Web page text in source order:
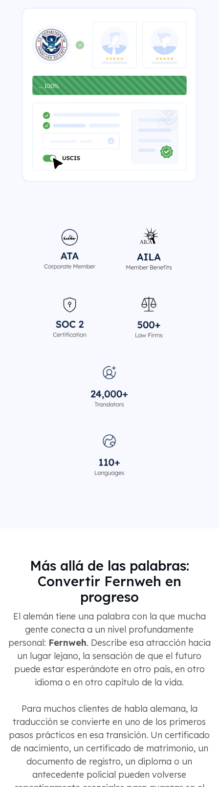
Más allá de las palabras:
Convertir Fernweh en
progreso
El alemán tiene una palabra con la que mucha
gente conecta a un nivel profundamente
personal: Fernweh. Describe esa atracción hacia
un lugar lejano, la sensación de que el futuro
puede estar esperándote en otro país, en otro
idioma o en otro capítulo de la vida.
Para muchos clientes de habla alemana, la
traducción se convierte en uno de los primeros
pasos prácticos en esa transición. Un certificado
de nacimiento, un certificado de matrimonio, un
documento de registro, un diploma o un
antecedente policial pueden volverse